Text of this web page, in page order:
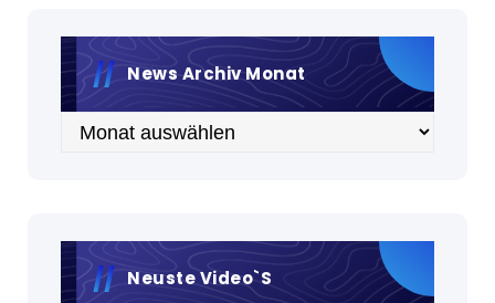
News Archiv Monat
Archiv
Neuste Video`s